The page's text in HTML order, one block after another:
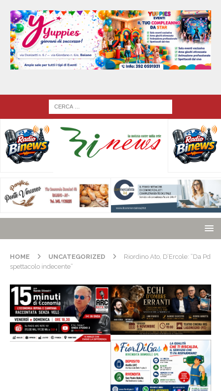
HOME UNCATEGORIZED
Riordino Ato, D’Ercole: ”Da Pd
spettacolo indecente”